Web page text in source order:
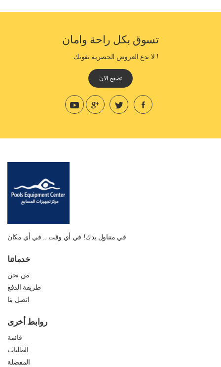
تسوق بكل راحة وامان
! لا تدع العروض الحصرية تفوتك
تصفح الان
في متناول يدك! في أي وقت .. في أي مكان
خدماتنا
من نحن
طريقة الدفع
اتصل بنا
روابط أخرى
قائمة
الطلبات
المفضلة